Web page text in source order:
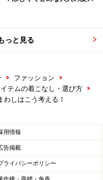
っと見る
> ファッション
>
テムの着こなし・選び方
>
しはこう考える！
用情報
告掲載
ライバシーポリシー